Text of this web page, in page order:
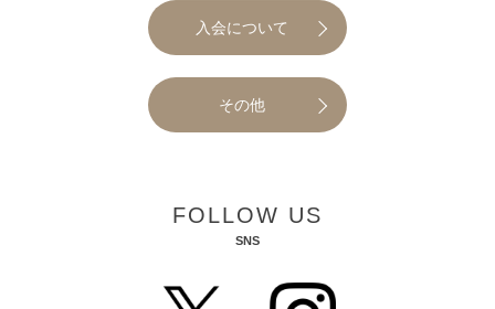
入会について
その他
FOLLOW US
SNS